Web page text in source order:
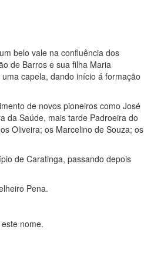
belo vale na confluência dos
de Barros e sua filha Maria
capela, dando início á formação
de novos pioneiros como José
da Saúde, mais tarde Padroeira do
Oliveira; os Marcelino de Souza; os
de Caratinga, passando depois
Pena.
nome.